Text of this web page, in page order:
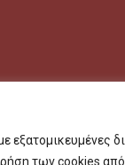
των cookies από